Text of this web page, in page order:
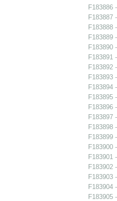
F183886
F183887
F183888
F183889
F183890
F183891
F183892
F183893
F183894
F183895
F183896
F183897
F183898
F183899
F183900
F183901
F183902
F183903
F183904
F183905